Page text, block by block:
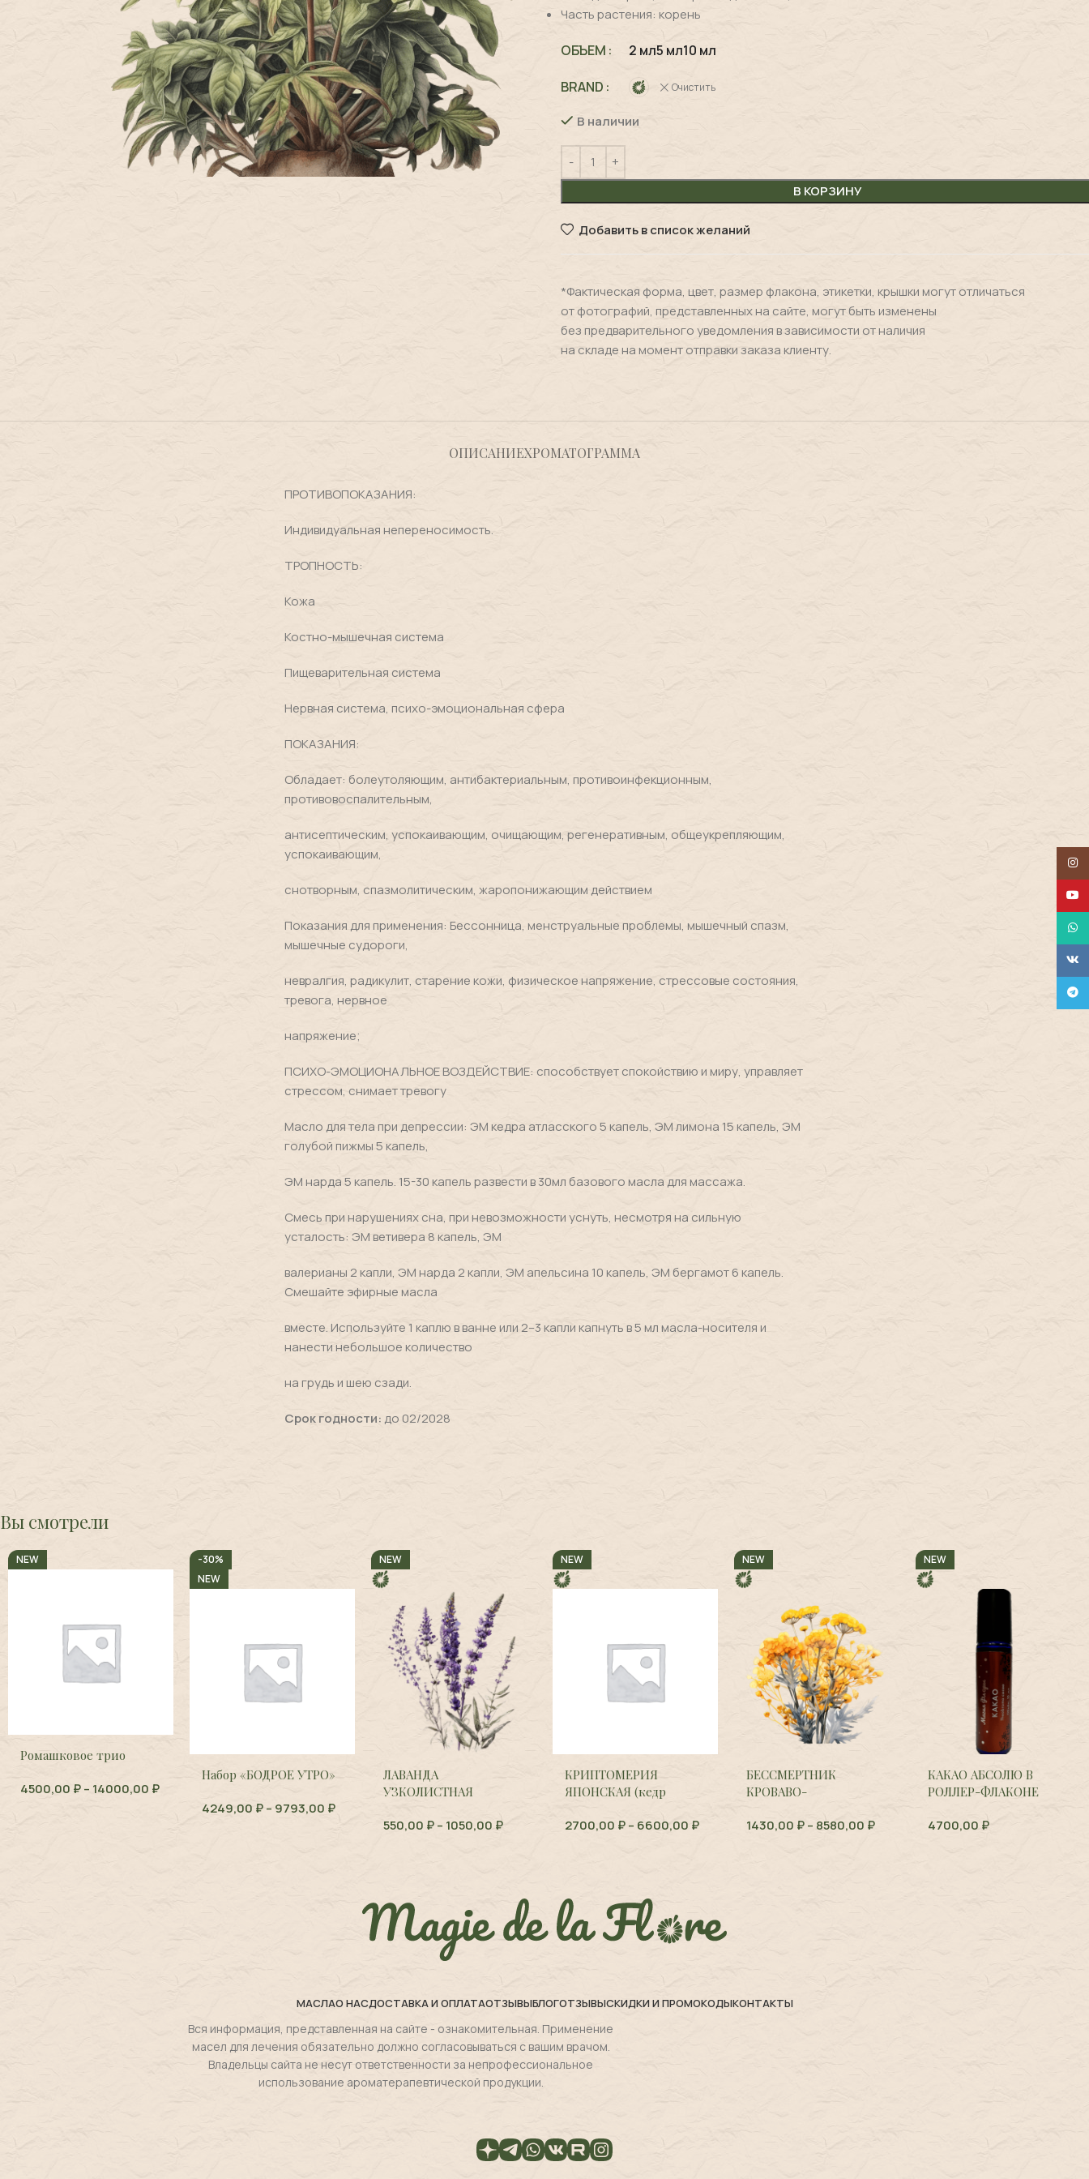
Часть растения: корень
ОБЪЕМ 2 мл5 мл10 мл
BRAND Очистить
В наличии
В КОРЗИНУ
Добавить в список желаний
*Фактическая форма, цвет, размер флакона, этикетки, крышки могут отличаться
от фотографий, представленных на сайте, могут быть изменены
без предварительного уведомления в зависимости от наличия
на складе на момент отправки заказа клиенту.
ОПИСАНИЕХРОМАТОГРАММА
ПРОТИВОПОКАЗАНИЯ:
Индивидуальная непереносимость.
ТРОПНОСТЬ:
Кожа
Костно-мышечная система
Пищеварительная система
Нервная система, психо-эмоциональная сфера
ПОКАЗАНИЯ:
Обладает: болеутоляющим, антибактериальным, противоинфекционным,
противовоспалительным,
антисептическим, успокаивающим, очищающим, регенеративным, общеукрепляющим,
успокаивающим,
снотворным, спазмолитическим, жаропонижающим действием
Показания для применения: Бессонница, менструальные проблемы, мышечный спазм,
мышечные судороги,
невралгия, радикулит, старение кожи, физическое напряжение, стрессовые состояния,
тревога, нервное
напряжение;
ПСИХО-ЭМОЦИОНАЛЬНОЕ ВОЗДЕЙСТВИЕ: способствует спокойствию и миру, управляет
стрессом, снимает тревогу
Масло для тела при депрессии: ЭМ кедра атласского 5 капель, ЭМ лимона 15 капель, ЭМ
голубой пижмы 5 капель,
ЭМ нарда 5 капель. 15-30 капель развести в 30мл базового масла для массажа.
Смесь при нарушениях сна, при невозможности уснуть, несмотря на сильную
усталость: ЭМ ветивера 8 капель, ЭМ
валерианы 2 капли, ЭМ нарда 2 капли, ЭМ апельсина 10 капель, ЭМ бергамот 6 капель.
Смешайте эфирные масла
вместе. Используйте 1 каплю в ванне или 2–3 капли капнуть в 5 мл масла-носителя и
нанести небольшое количество
на грудь и шею сзади.
Срок годности:до 02/2028
Вы смотрели
NEW
Ромашковое трио
4500,00 ₽– 14000,00 ₽
-30%
NEW
Набор «БОДРОЕ УТРО»
4249,00 ₽– 9793,00 ₽
NEW
ЛАВАНДА
УЗКОЛИСТНАЯ
angustifolia
550,00 ₽– 1050,00 ₽
NEW
КРИПТОМЕРИЯ
ЯПОНСКАЯ (кедр
japonica
2700,00 ₽– 6600,00 ₽
NEW
БЕССМЕРТНИК
КРОВАВО-
sanguineum
1430,00 ₽– 8580,00 ₽
NEW
КАКАО АБСОЛЮ В
РОЛЛЕР-ФЛАКОНЕ
4700,00 ₽
МАСЛАО НАСДОСТАВКА И ОПЛАТАОТЗЫВЫБЛОГОТЗЫВЫСКИДКИ И ПРОМОКОДЫКОНТАКТЫ
Вся информация, представленная на сайте - ознакомительная. Применение
масел для лечения обязательно должно согласовываться с вашим врачом.
Владельцы сайта не несут ответственности за непрофессиональное
использование ароматерапевтической продукции.
VK